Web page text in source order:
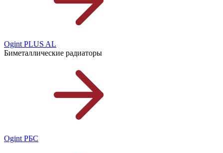
Ogint PLUS AL
Биметаллические радиаторы
Ogint РБС